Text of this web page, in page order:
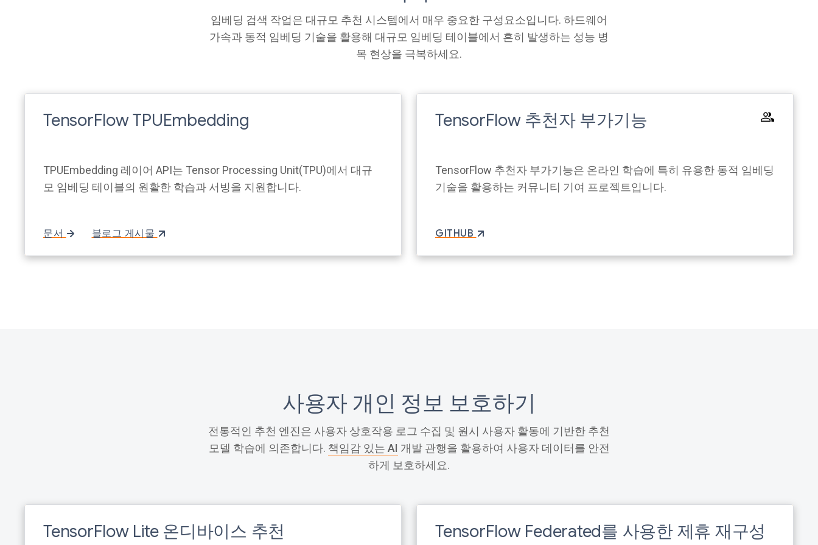
임베딩 검색 작업은 대규모 추천 시스템에서 매우 중요한 구성요소입니다. 하드웨어
가속과 동적 임베딩 기술을 활용해 대규모 임베딩 테이블에서 흔히 발생하는 성능 병
목 현상을 극복하세요.
TensorFlow TPUEmbedding
TPUEmbedding 레이어 API는 Tensor Processing Unit(TPU)에서 대규
모 임베딩 테이블의 원활한 학습과 서빙을 지원합니다.
문서 블로그 게시물
TensorFlow 추천자 부가기능
TensorFlow 추천자 부가기능은 온라인 학습에 특히 유용한 동적 임베딩
기술을 활용하는 커뮤니티 기여 프로젝트입니다.
GITHUB
사용자 개인 정보 보호하기
전통적인 추천 엔진은 사용자 상호작용 로그 수집 및 원시 사용자 활동에 기반한 추천
모델 학습에 의존합니다. 책임감 있는 AI 개발 관행을 활용하여 사용자 데이터를 안전
하게 보호하세요.
TensorFlow Lite 온디바이스 추천 TensorFlow Federated를 사용한 제휴 재구성